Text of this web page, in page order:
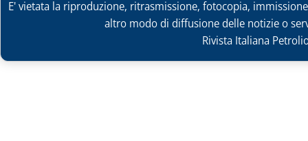
E' vietata la riproduzione, ritrasmissione, fotocopia,
altro modo di diffusione delle notizie o
Rivista Italiana